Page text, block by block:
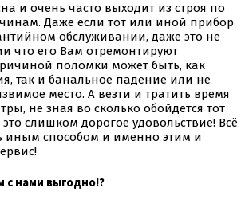
и очень часто выходит из строя по
Даже если тот или иной прибор
обслуживании, даже это не
что его Вам отремонтируют
поломки может быть, как
так и банальное падение или не
место. А везти и тратить время
не зная во сколько обойдется тот
слишком дорогое удовольствие! Всё
иным способом и именно этим и
с нами выгодно!?